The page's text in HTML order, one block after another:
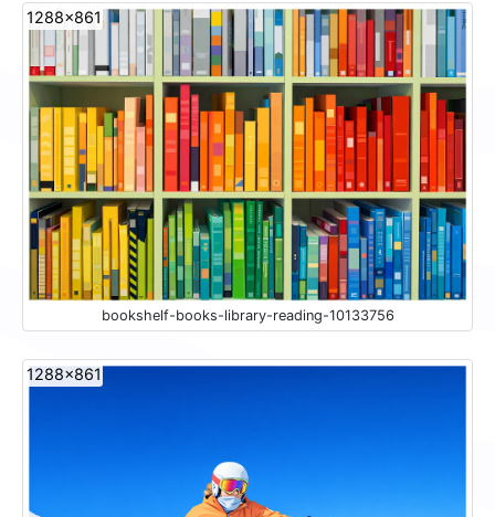
1288x861
bookshelf-books-library-reading-10133756
1288x861